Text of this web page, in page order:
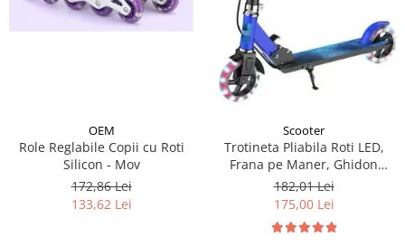
OEM
Role Reglabile Copii cu Roti
Silicon - Mov
172,86 Lei
133,62 Lei
Scooter
Trotineta Pliabila Roti LED,
Frana pe Maner, Ghidon
Reglabil - Albastru
182,01 Lei
175,00 Lei